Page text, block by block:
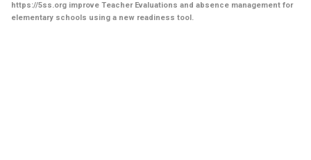
https://5ss.org improve Teacher Evaluations and absence management for
elementary schools using a new readiness tool.